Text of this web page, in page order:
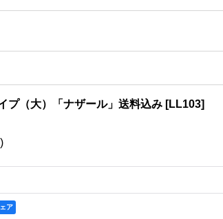
プ（大）「ナザール」送料込み [LL103]
ア